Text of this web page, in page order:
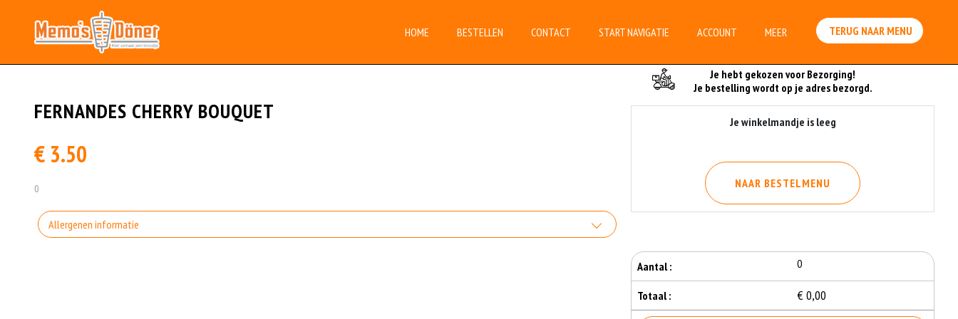
HOME BESTELLEN CONTACT START NAVIGATIE ACCOUNT MEER TERUG NAAR MENU
FERNANDES CHERRY BOUQUET
€ 3.50
0
Allergenen informatie
Je hebt gekozen voor Bezorging!
Je bestelling wordt op je adres bezorgd.
Je winkelmandje is leeg
NAAR BESTELMENU
Aantal : 0
Totaal : € 0,00
Je Bestelling